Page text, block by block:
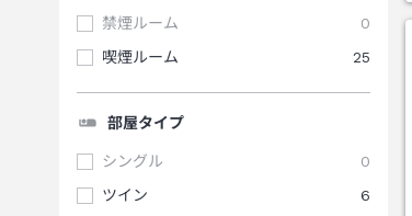
禁煙ルーム
0
喫煙ルーム
25
部屋タイプ
シングル
0
ツイン
6